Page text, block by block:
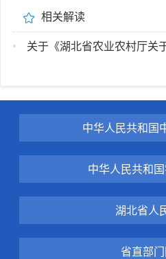
相关解读
中华人民共和国
中华人民共和
湖北省人
省直部